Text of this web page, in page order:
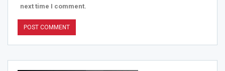
next time I comment.